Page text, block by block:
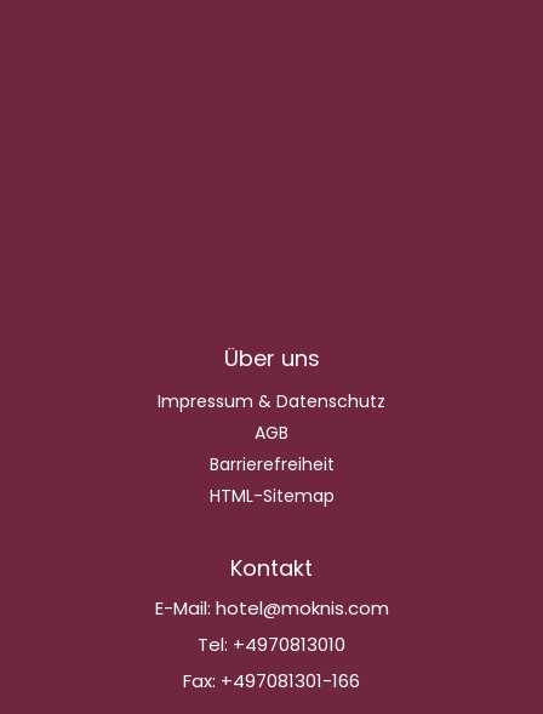
Über uns
Impressum & Datenschutz
AGB
Barrierefreiheit
HTML-Sitemap
Kontakt
E-Mail: hotel@moknis.com
Tel: +4970813010
Fax: +497081301-166